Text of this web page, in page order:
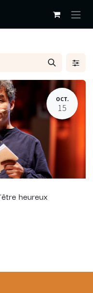
OCT.
15
heureux